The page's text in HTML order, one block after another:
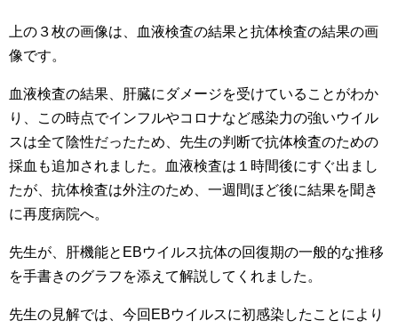
上の３枚の画像は、血液検査の結果と抗体検査の結果の画
像です。
血液検査の結果、肝臓にダメージを受けていることがわか
り、この時点でインフルやコロナなど感染力の強いウイル
スは全て陰性だったため、先生の判断で抗体検査のための
採血も追加されました。血液検査は１時間後にすぐ出まし
たが、抗体検査は外注のため、一週間ほど後に結果を聞き
に再度病院へ。
先生が、肝機能とEBウイルス抗体の回復期の一般的な推移
を手書きのグラフを添えて解説してくれました。
先生の見解では、今回EBウイルスに初感染したことにより